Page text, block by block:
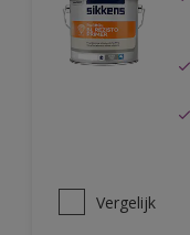
Vergelijk